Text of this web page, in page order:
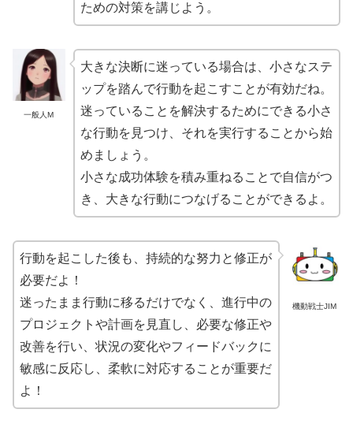
ための対策を講じよう。
一般人M
大きな決断に迷っている場合は、小さなステ
ップを踏んで行動を起こすことが有効だね。
迷っていることを解決するためにできる小さ
な行動を見つけ、それを実行することから始
めましょう。
小さな成功体験を積み重ねることで自信がつ
き、大きな行動につなげることができるよ。
機動戦士JIM
行動を起こした後も、持続的な努力と修正が
必要だよ！
迷ったまま行動に移るだけでなく、進行中の
プロジェクトや計画を見直し、必要な修正や
改善を行い、状況の変化やフィードバックに
敏感に反応し、柔軟に対応することが重要だ
よ！